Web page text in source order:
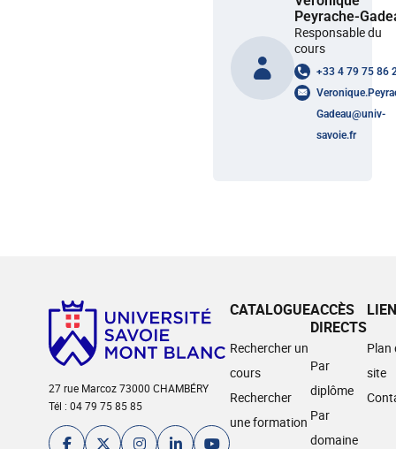
Peyrache-
Responsable du
cours
+33 4 79 75 86
Gadeau@univ-
savoie.fr
27 rue Marcoz 73000 CHAMBÉRY
Tél : 04 79 75 85 85
CATALOGUE
Rechercher un
cours
Rechercher
une formation
ACCÈS
DIRECTS
Par
diplôme
Par
domaine
Plan
site